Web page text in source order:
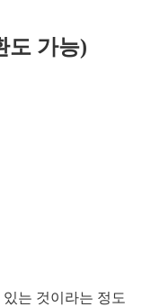
도 가능)
는 것이라는 정도